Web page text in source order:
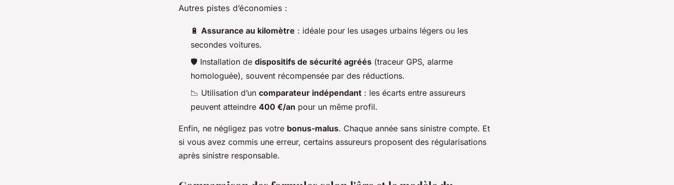
Autres pistes d’économies :
🔋 Assurance au kilomètre : idéale pour les usages urbains légers ou les
secondes voitures.
🛡️ Installation de dispositifs de sécurité agréés (traceur GPS, alarme
homologuée), souvent récompensée par des réductions.
📉 Utilisation d’un comparateur indépendant : les écarts entre assureurs
peuvent atteindre 400 €/an pour un même profil.
Enfin, ne négligez pas votre bonus-malus. Chaque année sans sinistre compte. Et
si vous avez commis une erreur, certains assureurs proposent des régularisations
après sinistre responsable.